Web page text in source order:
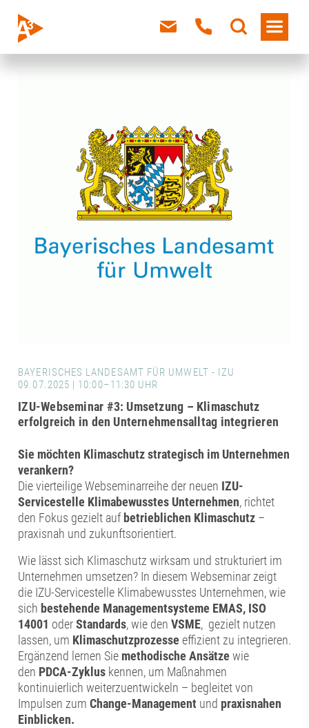
BAYERISCHES LANDESAMT FÜR UMWELT - IZU
09.07.2025 | 10:00–11:30 UHR
IZU-Webseminar #3: Umsetzung – Klimaschutz
erfolgreich in den Unternehmensalltag integrieren
Sie möchten Klimaschutz strategisch im Unternehmen
verankern?
Die vierteilige Webseminarreihe der neuen IZU-
Servicestelle Klimabewusstes Unternehmen, richtet
den Fokus gezielt auf betrieblichen Klimaschutz –
praxisnah und zukunftsorientiert.
Wie lässt sich Klimaschutz wirksam und strukturiert im
Unternehmen umsetzen? In diesem Webseminar zeigt
die IZU-Servicestelle Klimabewusstes Unternehmen, wie
sich bestehende Managementsysteme EMAS, ISO
14001 oderStandards, wie denVSME, gezielt nutzen
lassen, um Klimaschutzprozesseeffizient zu integrieren.
Ergänzend lernen Sie methodische Ansätze wie
den PDCA-Zyklus kennen, um Maßnahmen
kontinuierlich weiterzuentwickeln – begleitet von
Impulsen zumChange-Management und praxisnahen
Einblicken.